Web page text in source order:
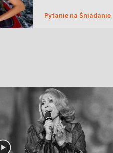
Pytanie na Śniadanie